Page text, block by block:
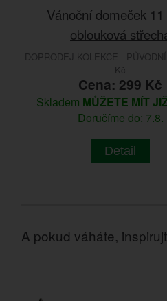
Vánoční domeček 11
oblouková
DOPRODEJ KOLEKCE -
Kč
Cena: 299 Kč
Skladem MŮŽETE MÍT
Doručíme do: 7.8.
Detail
A pokud váháte,